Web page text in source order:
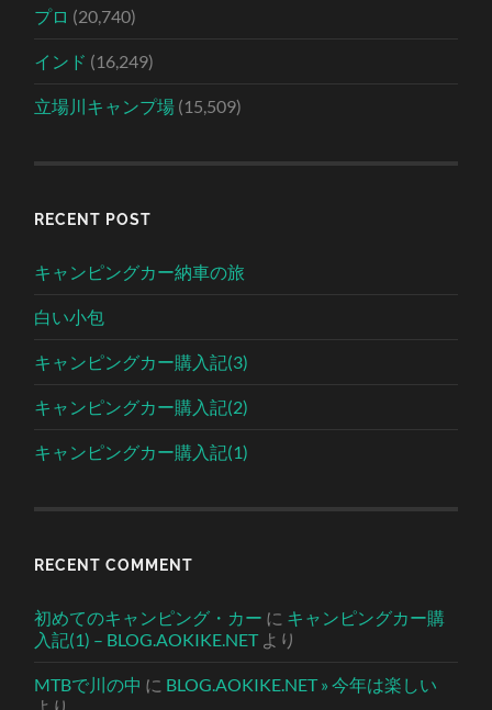
プロ (20,740)
インド (16,249)
立場川キャンプ場 (15,509)
RECENT POST
キャンピングカー納車の旅
白い小包
キャンピングカー購入記(3)
キャンピングカー購入記(2)
キャンピングカー購入記(1)
RECENT COMMENT
初めてのキャンピング・カー に キャンピングカー購
入記(1) – BLOG.AOKIKE.NETより
MTBで川の中 に BLOG.AOKIKE.NET » 今年は楽しい